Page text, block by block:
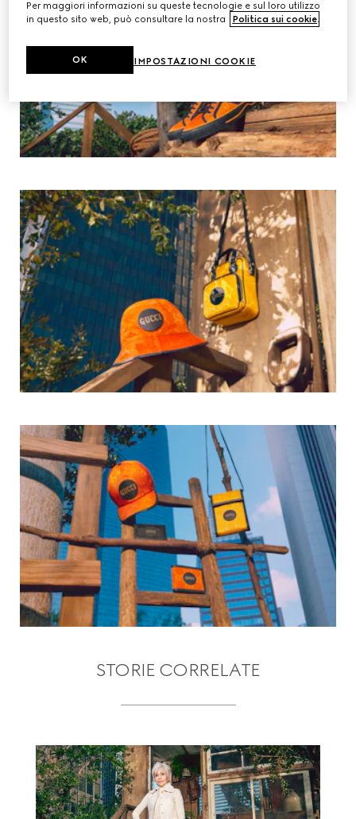
STORIE CORRELATE
Per maggiori informazioni su queste tecnologie e sul loro utilizzo
in questo sito web, può consultare la nostra
Politica sui cookie.
IMPOSTAZIONI COOKIE
OK